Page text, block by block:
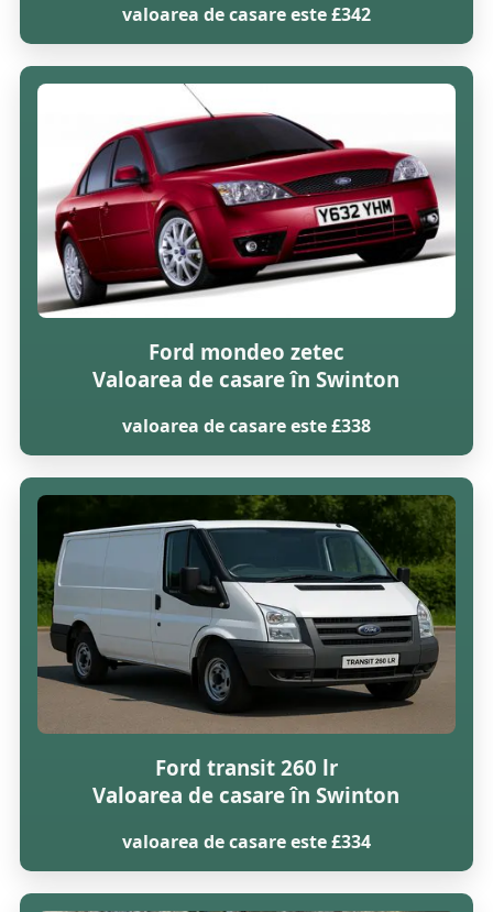
valoarea de casare este £342
Ford mondeo zetec
Valoarea de casare în Swinton
valoarea de casare este £338
Ford transit 260 lr
Valoarea de casare în Swinton
valoarea de casare este £334